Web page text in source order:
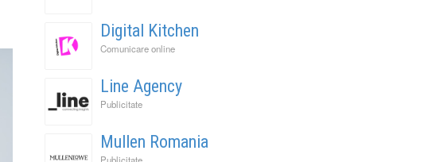
Digital Kitchen
Comunicare online
Line Agency
Publicitate
Mullen Romania
Publicitate